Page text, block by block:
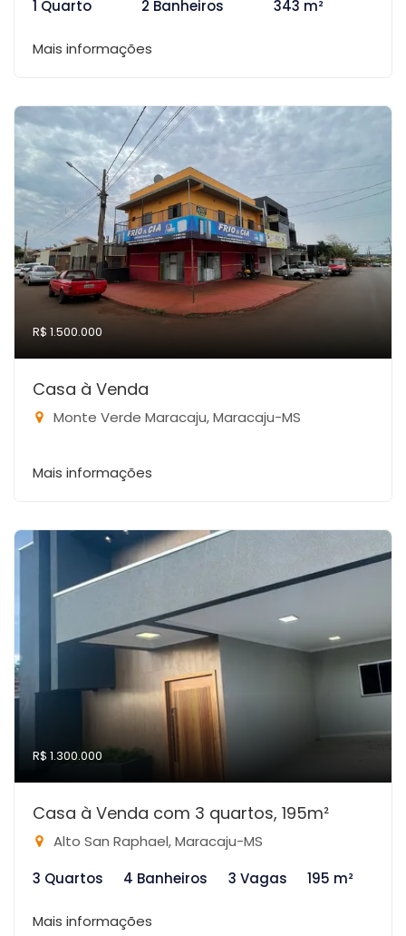
1 Quarto 2 Banheiros 343 m²
Mais informações
R$ 1.500.000
Casa à Venda
Monte Verde Maracaju, Maracaju-MS
Mais informações
R$ 1.300.000
Casa à Venda com 3 quartos, 195m²
Alto San Raphael, Maracaju-MS
3 Quartos
4 Banheiros 3 Vagas 195 m²
Mais informações